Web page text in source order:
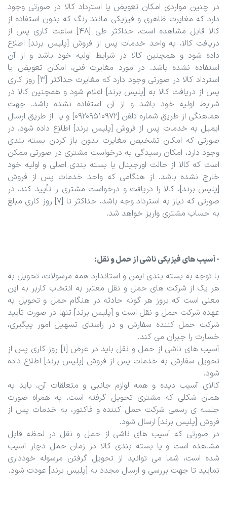
در چنین مواردی امکان تعویض یا استرداد کالا در صورتی وجود
دارد که مغایرت ظاهری و فیزیکی مانند رنگ که بدون استفاده از
کالا قابل مشاهده است، حداکثر طی [48] ساعت کاری پس از
دریافت کالا، به واحد خدمات پس از فروش [پلیس برند] اطلاع
داده شود و همچنین کالا در شرایط اولیه خود باشد و از آن
استفاده نشده باشد. در مورد مغایرت فنی، امکان تعویض یا
استرداد کالا در صورتی وجود دارد که مغایرت حداکثر [3] روز کاری
پس از دریافت کالا به [پلیس برند] اعلام شود و همچنین کالا در
شرایط اولیه خود باشد و از آن استفاده نشده باشد. جهت
هماهنگی از طریق شماره تلفن [09209510972] و یا از طریق ارسال
ایمیل به خدمات پس از فروش [پلیس برند] اطلاع داده شود. در
صورتی که امکان تشخیص مغایرت بدون باز کردن بسته بندی
وجود دارد، امکان رسیدگی به درخواست مشتری در صورتی ممکن
است که کالا از حالت اورجینال یا بسته بندی اصلی و اولیه خود
خارج نشده باشد. از هنگامی که واحد خدمات پس از فروش
[پلیس برند]، کالا را دریافت و درخواست مشتری را تأیید کند، در
صورتی که نیاز به استرداد وجه باشد، حداکثر تا [7] روز کاری مبلغ
به حساب مشتری واریز خواهد شد.
- آسیب های فیزیکی ناشی از حمل و نقل:
با توجه به بسته بندی ایمن و استاندارد همه مرسولات، تحویل به
هر یک از شرکت های حمل و نقل معتبر به انتخاب کاربر به این
معنی است که بروز هر گونه حادثه در هنگام حمل و تحویل به
عهده شرکت حمل و نقل است و [پلیس برند] تنها در صورت تأیید
شرکت حمل کننده سفارش و در راستای تسهیل امور پیگیری،
خسارت را جبران می کند.
آسیب های ناشی از حمل و نقل باید در عرض [1] روز کاری پس از
تحویل سفارش به خدمات پس از فروش [پلیس برند] اطلاع داده
شود.
کالای آسیب دیده و همه لوازم جانبی و متعلقات آن، باید به
همان شکلی که مشتری تحویل گرفته است، به همراه صورت
جلسه ی رسمی شرکت حمل کننده و فاکتور، به خدمات پس از
فروش [پلیس برند] ارسال شود.
در صورتی که آسیب های ناشی از حمل و نقل در لحظه قابل
مشاهده است و یا بسته بندی کالا در زمان حمل دچار آسیب
شده است، شما می توانید از تحویل گرفتن مرسوله خودداری
نمایید تا جهت بررسی و ارسال مجدد به [پلیس برند] عودت شود.